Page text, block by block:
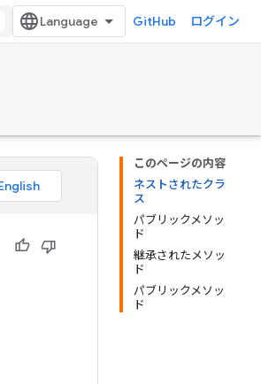
GitHub ログイン
このページの内容
ネストされたクラ
ス
パブリックメソッ
ド
継承されたメソッ
ド
パブリックメソッ
ド